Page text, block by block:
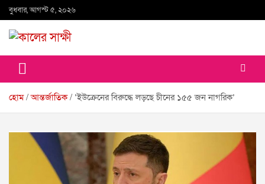
Skip
to
content
বুধবার, আগস্ট ৫, ২০২৬
কালের সাক্ষী
হোম আন্তর্জাতিক ‘ইউক্রেনের বিরুদ্ধে লড়ছে চীনের ১৫৫ জন নাগরিক’